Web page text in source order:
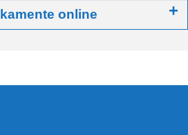
online